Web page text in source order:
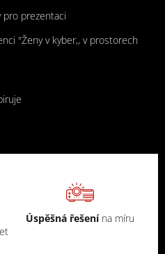
pro prezentaci
"Ženy v kyber,, v prostorech
Úspěšná řešení na míru